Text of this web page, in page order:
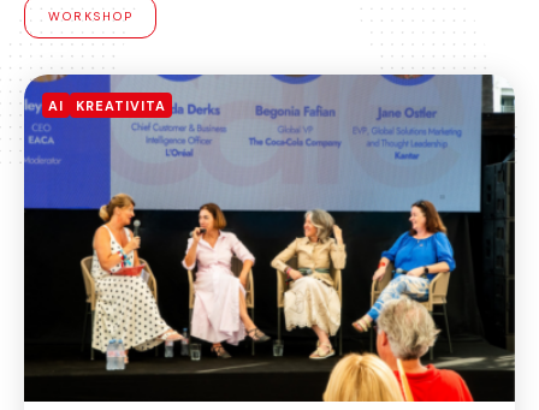
WORKSHOP
AI KREATIVITA